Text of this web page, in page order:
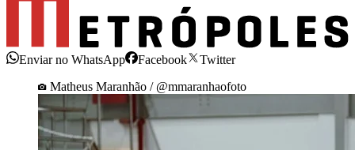
Enviar no WhatsApp Facebook
Twitter
Matheus Maranhão / @mmaranhaofoto